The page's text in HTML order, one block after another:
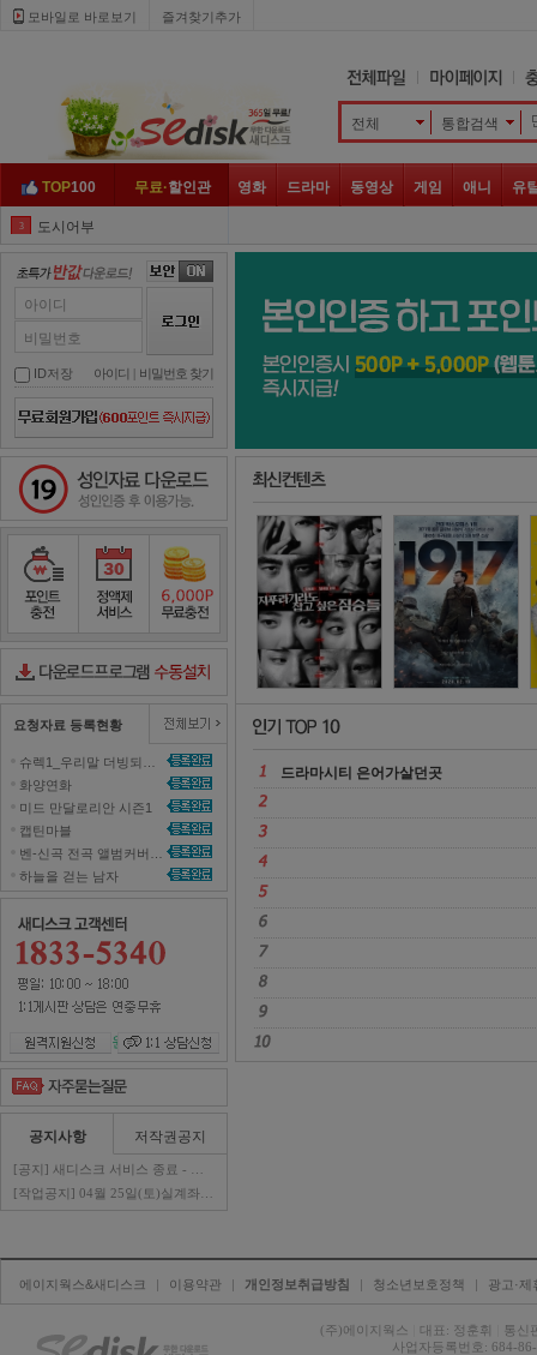
모바일로 바로보기 즐겨찾기추가
전체 통합검색
TOP100 무료·할인관 영화 드라마 동영상 게임 애니 유
3 도시어부
대탈출
그것이 알고 싶다
골목식당
7 하트시그널
9 놀라운 토요일
10 슈퍼맨이 돌아왔다
1 나 혼자 산다
아이디
비밀번호
ID저장 아이디 | 비밀번호 찾기
포인트충전 정액제서비스포인트무료충전
다운로드컨트롤러수동설치
요청자료 등록현황
화양연화
미드 만달로리안 시즌1
캡틴마블
하늘을 걷는 남자
원격지원신청 1대1 상담신청
공지사항 저작권공지
드라마시티 은어가살던곳
에이지웍스&새디스크 | 이용약관 | 개인정보취급방침 | 청소년보호정책 | 광고·제
(주)에이지웍스 대표: 정훈휘
통신
사업자등록번호: 684-